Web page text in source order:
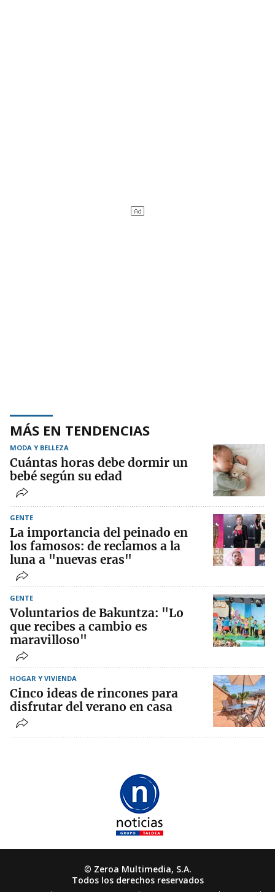
MÁS EN TENDENCIAS
MODA Y BELLEZA
Cuántas horas debe dormir un
bebé según su edad
GENTE
La importancia del peinado en
los famosos: de reclamos a la
luna a "nuevas eras"
GENTE
Voluntarios de Bakuntza: "Lo
que recibes a cambio es
maravilloso"
HOGAR Y VIVIENDA
Cinco ideas de rincones para
disfrutar del verano en casa
© Zeroa Multimedia, S.A.
Todos los derechos reservados